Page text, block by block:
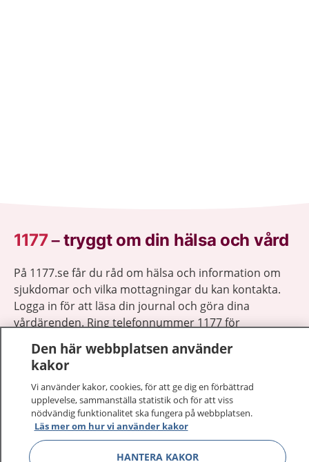
1177–tryggt om din hälsa och vård
På 1177.se får du råd om hälsa och information om
sjukdomar och vilka mottagningar du kan kontakta.
Logga in för att läsa din journal och göra dina
vårdärenden. Ring telefonnummer 1177 för
1177 ger dig råd när du vill må bättre.
1177 på flera språk Visa
Den här webbplatsen använder
kakor
Vi använder kakor, cookies, för att ge dig en förbättrad
upplevelse, sammanställa statistik och för att viss
nödvändig funktionalitet ska fungera på webbplatsen.
Läs mer om hur vi använder kakor
HANTERA KAKOR